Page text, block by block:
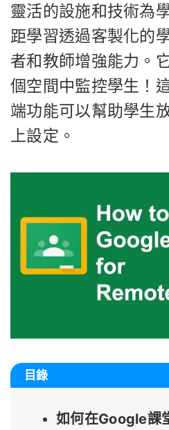
靈活的設施和技術為
距學習透過客製化的
者和教師增強能力。
個空間中監控學生！
端功能可以幫助學生
上設定。
目錄
如何在Google課